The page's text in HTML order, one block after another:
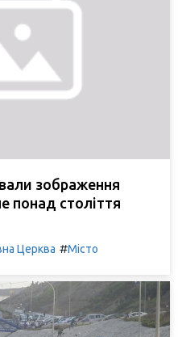
зображення
понад століття
Церква #Місто